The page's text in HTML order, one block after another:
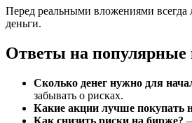
Перед реальными вложениями всегда
деньги.
Ответы на популярные
Сколько денег нужно для
забывать о рисках.
Какие акции лучше покупать
Как снизить риски на бирже?